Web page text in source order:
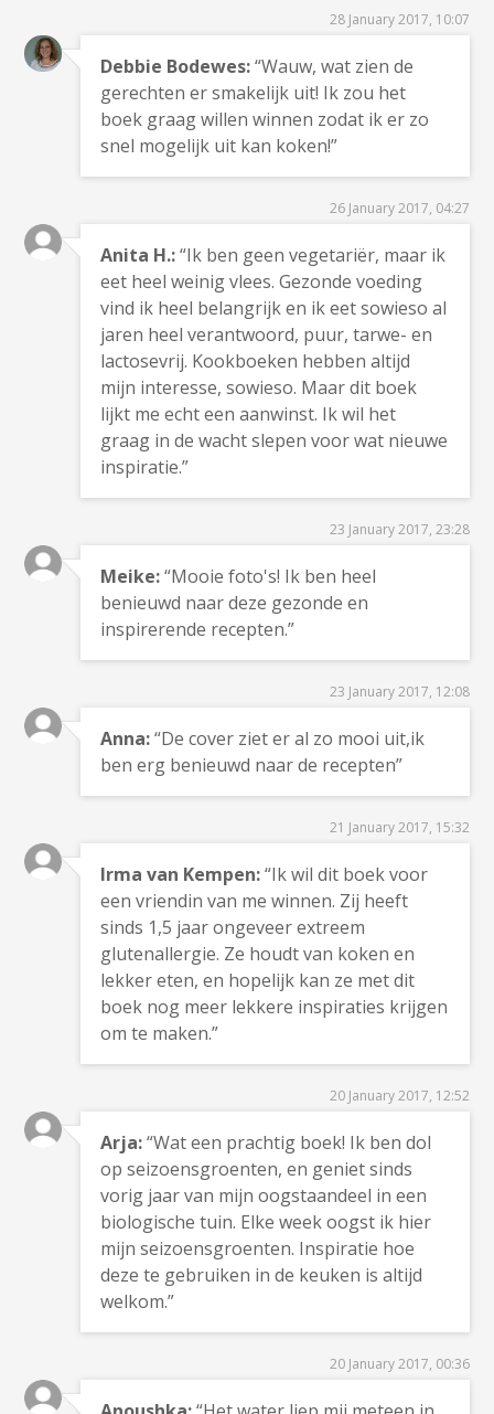
28 January 2017, 10:07
Debbie Bodewes:“Wauw, wat zien de
gerechten er smakelijk uit! Ik zou het
boek graag willen winnen zodat ik er zo
snel mogelijk uit kan koken!”
26 January 2017, 04:27
Anita H.:“Ik ben geen vegetariër, maar ik
eet heel weinig vlees. Gezonde voeding
vind ik heel belangrijk en ik eet sowieso al
jaren heel verantwoord, puur, tarwe- en
lactosevrij. Kookboeken hebben altijd
mijn interesse, sowieso. Maar dit boek
lijkt me echt een aanwinst. Ik wil het
graag in de wacht slepen voor wat nieuwe
inspiratie.”
23 January 2017, 23:28
Meike:“Mooie foto's! Ik ben heel
benieuwd naar deze gezonde en
inspirerende recepten.”
23 January 2017, 12:08
Anna:“De cover ziet er al zo mooi uit,ik
ben erg benieuwd naar de recepten”
21 January 2017, 15:32
Irma van Kempen:“Ik wil dit boek voor
een vriendin van me winnen. Zij heeft
sinds 1,5 jaar ongeveer extreem
glutenallergie. Ze houdt van koken en
lekker eten, en hopelijk kan ze met dit
boek nog meer lekkere inspiraties krijgen
om te maken.”
20 January 2017, 12:52
Arja:“Wat een prachtig boek! Ik ben dol
op seizoensgroenten, en geniet sinds
vorig jaar van mijn oogstaandeel in een
biologische tuin. Elke week oogst ik hier
mijn seizoensgroenten. Inspiratie hoe
deze te gebruiken in de keuken is altijd
welkom.”
20 January 2017, 00:36